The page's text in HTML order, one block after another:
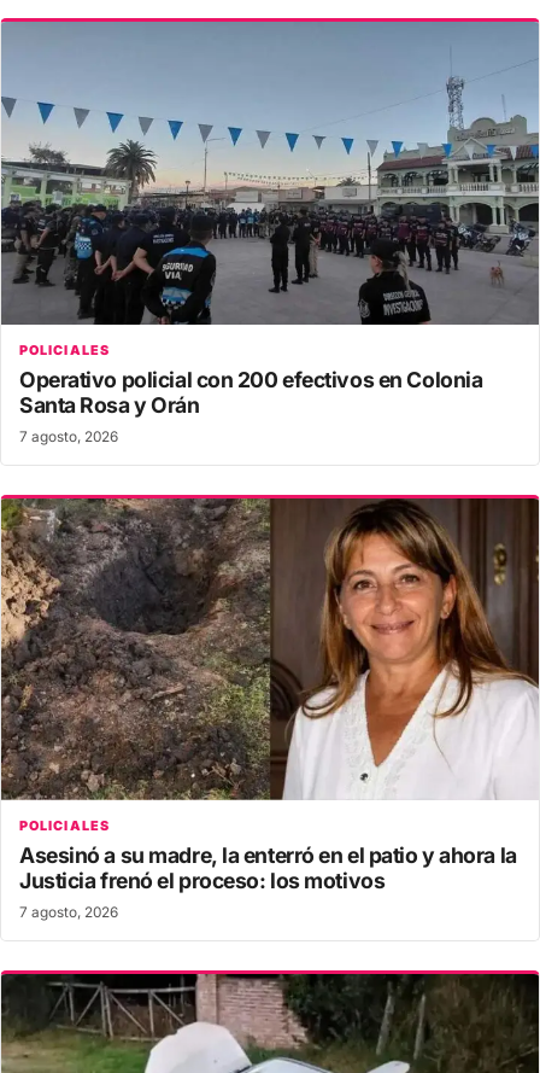
POLICIALES
Operativo policial con 200 efectivos en Colonia
Santa Rosa y Orán
7 agosto, 2026
POLICIALES
Asesinó a su madre, la enterró en el patio y ahora la
Justicia frenó el proceso: los motivos
7 agosto, 2026